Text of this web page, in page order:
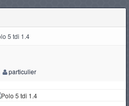
5 tdi 1.4
particulier